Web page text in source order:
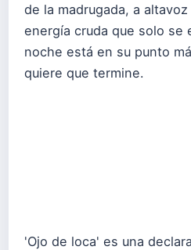
de la madrugada, a
energía cruda que solo se
noche está en su punto
quiere que termine.
'Ojo de loca' es una